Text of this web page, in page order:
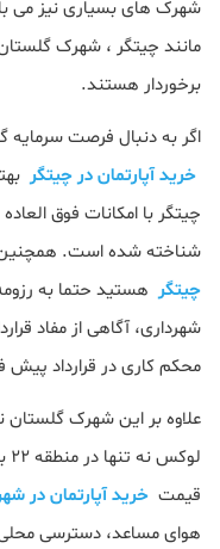
شهرک های بسیاری نیز می
مانند چیتگر ، شهرک
برخوردار هستند.
اگر به دنبال فرصت
خرید آپارتمان در چیتگر
چیتگر با امکانات فوق
شناخته شده است. همچنین
چیتگر هستید حتما به
شهرداری، آگاهی از مفاد
محکم کاری در قرارداد
علاوه بر این شهرک
قیمت خرید آپارتمان در
هوای مساعد، دسترسی محلی